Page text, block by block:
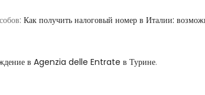
Как получить налоговый номер в Италии:
в Agenzia delle Entrate в Турине.